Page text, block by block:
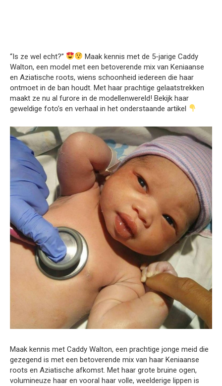
“Is ze wel echt?”
Maak kennis met de 5-jarige Caddy
Walton, een model met een betoverende mix van Keniaanse
en Aziatische roots, wiens schoonheid iedereen die haar
ontmoet in de ban houdt. Met haar prachtige gelaatstrekken
maakt ze nu al furore in de modellenwereld! Bekijk haar
geweldige foto’s en verhaal in het onderstaande artikel
Maak kennis met Caddy Walton, een prachtige jonge meid die
gezegend is met een betoverende mix van haar Keniaanse
roots en Aziatische afkomst. Met haar grote bruine ogen,
volumineuze haar en vooral haar volle, weelderige lippen is